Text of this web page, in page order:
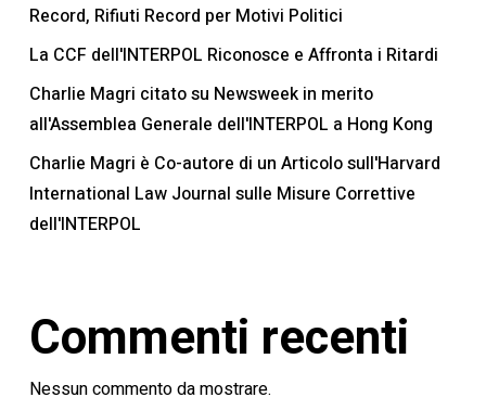
Record, Rifiuti Record per Motivi Politici
La CCF dell'INTERPOL Riconosce e Affronta i Ritardi
Charlie Magri citato su Newsweek in merito
all'Assemblea Generale dell'INTERPOL a Hong Kong
Charlie Magri è Co-autore di un Articolo sull'Harvard
International Law Journal sulle Misure Correttive
dell'INTERPOL
Commenti recenti
Nessun commento da mostrare.